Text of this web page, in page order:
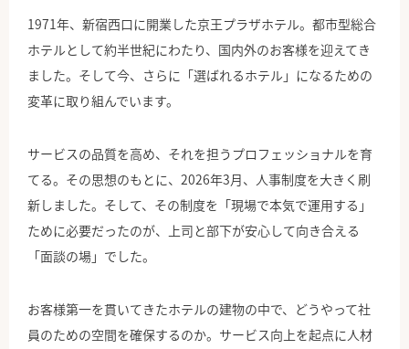
1971年、新宿西口に開業した京王プラザホテル。都市型総合
ホテルとして約半世紀にわたり、国内外のお客様を迎えてき
ました。そして今、さらに「選ばれるホテル」になるための
変革に取り組んでいます。
サービスの品質を高め、それを担うプロフェッショナルを育
てる。その思想のもとに、2026年3月、人事制度を大きく刷
新しました。そして、その制度を「現場で本気で運用する」
ために必要だったのが、上司と部下が安心して向き合える
「面談の場」でした。
お客様第一を貫いてきたホテルの建物の中で、どうやって社
員のための空間を確保するのか。サービス向上を起点に人材